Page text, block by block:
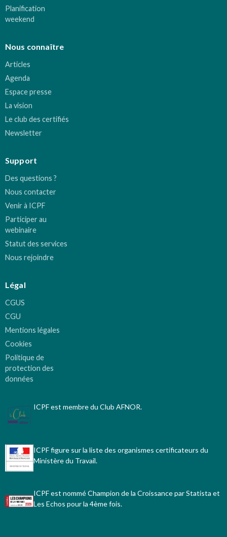
Planification
weekend
Nous connaître
Articles
Agenda
Espace presse
La vision
Le club des certifiés
Newsletter
Support
Des questions ?
Nous contacter
Venir à ICPF
Participer au
webinaire
Statut des services
Nous rejoindre
Légal
CGUS
CGU
Mentions légales
Cookies
Politique de
protection des
données
ICPF est membre du Club AFNOR.
ICPF figure sur la liste des organismes certificateurs du
Ministère du Travail.
ICPF est nommé Champion de la Croissance par Statista et
Les Echos pour la 4ème fois.